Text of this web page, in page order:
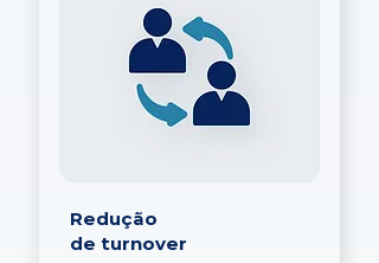
Redução
de turnover